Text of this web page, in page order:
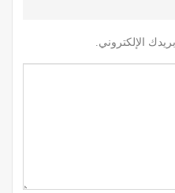
الإلكتروني.